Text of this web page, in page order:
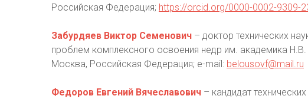
Российская Федерация; https://orcid.org/0000-0002-9309-
Забурдяев Виктор Семенович – доктор технических
проблем комплексного освоения недр им. академика
Москва, Российская Федерация; e-mail: belousovf@mail.ru
Федоров Евгений Вячеславович – кандидат